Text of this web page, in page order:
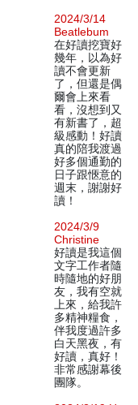
2024/3/14
Beatlebum
在好讀挖寶好
幾年，以為好
讀不會更新
了，但還是偶
爾會上來看
看，沒想到又
有新書了，超
級感動！好讀
真的陪我渡過
好多個通勤的
日子跟愜意的
週末，謝謝好
讀！
2024/3/9
Christine
好讀是我這個
文字工作者隨
時隨地的好朋
友，我有空就
上來，給我許
多精神糧食，
伴我度過許多
白天黑夜，有
好讀，真好！
非常感謝幕後
團隊。